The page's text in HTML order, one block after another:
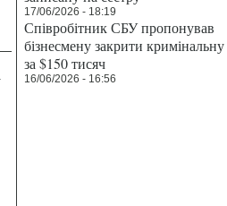
17/06/2026 - 18:19
Співробітник СБУ пропонував
бізнесмену закрити
за $150 тисяч
16/06/2026 - 16:56